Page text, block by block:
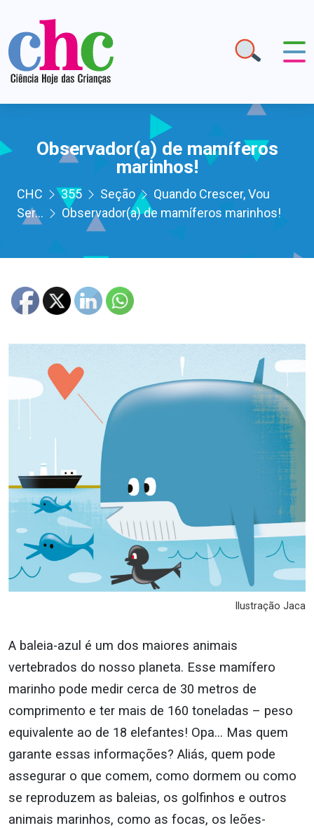
Observador(a) de mamíferos
marinhos!
CHC 355 Seção
Quando Crescer, Vou
Ser...
Observador(a) de mamíferos marinhos!
Ilustração Jaca
A baleia-azul é um dos maiores animais
vertebrados do nosso planeta. Esse mamífero
marinho pode medir cerca de 30 metros de
comprimento e ter mais de 160 toneladas – peso
equivalente ao de 18 elefantes! Opa… Mas quem
garante essas informações? Aliás, quem pode
assegurar o que comem, como dormem ou como
se reproduzem as baleias, os golfinhos e outros
animais marinhos, como as focas, os leões-